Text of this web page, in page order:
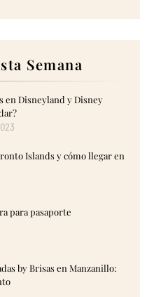
Semana
en Disneyland y Disney
Islands y cómo llegar en
para pasaporte
by Brisas en Manzanillo: